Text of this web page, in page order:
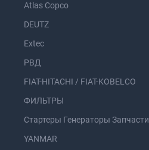
Atlas Copco
DEUTZ
Extec
РВД
FIAT-HITACHI / FIAT-KOBELCO
ФИЛЬТРЫ
Стартеры Генераторы Запчасти
YANMAR